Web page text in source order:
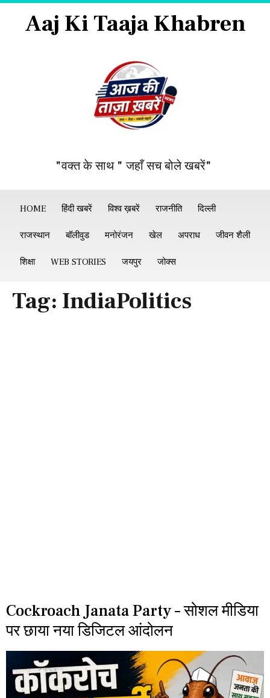
Aaj Ki Taaja Khabren
"वक्त के साथ " जहाँ सच बोले खबरें"
HOME हिंदी खबरें विश्व ख़बरें राजनीति दिल्ली
राजस्थान बॉलीवुड मनोरंजन खेल अपराध जीवन शैली
शिक्षा WEB STORIES जयपुर जोक्स
Tag: IndiaPolitics
Cockroach Janata Party – सोशल मीडिया
पर छाया नया डिजिटल आंदोलन